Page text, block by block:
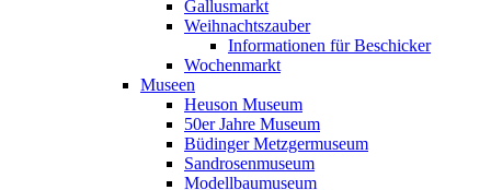
Gallusmarkt
Weihnachtszauber
Informationen für Beschicker
Wochenmarkt
Museen
Heuson Museum
50er Jahre Museum
Büdinger Metzgermuseum
Sandrosenmuseum
Modellbaumuseum